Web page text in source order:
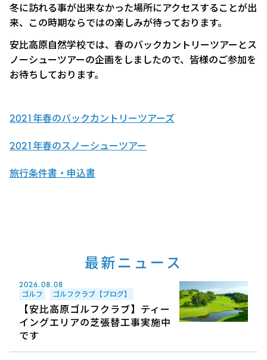
冬に訪れる事が出来なかった場所にアクセスすることが出
来、この時期ならではの楽しみが待っております。
安比高原自然学校では、春のバックカントリーツアーとス
ノーシューツアーの企画をしましたので、皆様のご参加を
お待ちしております。
2021年春のバックカントリーツアーズ
2021年春のスノーシューツアー
旅行条件書・申込書
最新ニュース
2026.08.08
ゴルフ
ゴルフクラブ【ブログ】
【安比高原ゴルフクラブ】ティー
イングエリアの芝張替工事実施中
です